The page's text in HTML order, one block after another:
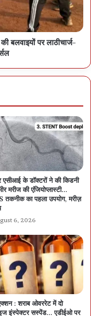
श्यामलाल धावड़े को बदस्थ
प्रभार भी सौंपा गया है।
किया गया है। डोमन सिंह अभी
देख रहे थे। इसी तरह, स्टेट
को मंत्रालय में उप सचिव
बलवाइयों पर लाठीचार्ज-
एसीआई के डॉक्टरों ने की किडनी
मरीज की एंजियोप्लास्टी…
तकनीक का पहला उपयोग, मरीज़
6, 2026
: शराब ओवररेट में दो
इंस्पेक्टर सस्पेंड… एडीईओ पर